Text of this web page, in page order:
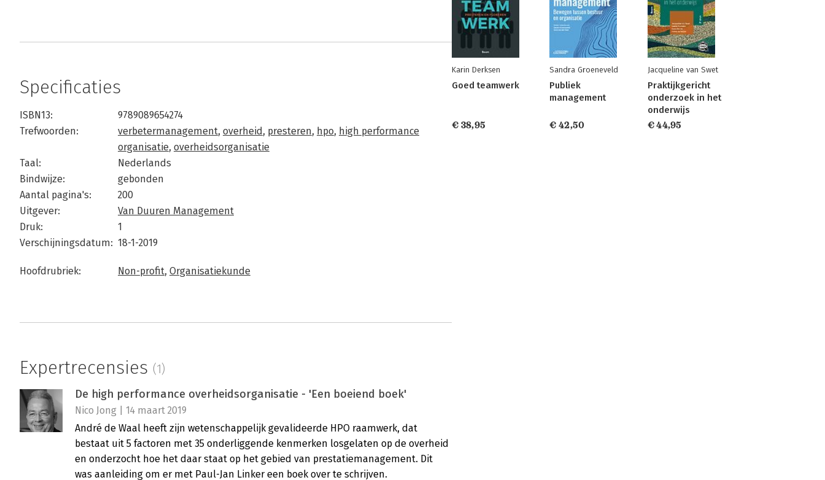
Specificaties
ISBN13:
9789089654274
Trefwoorden:
verbetermanagement, overheid, presteren, hpo, high performance
organisatie, overheidsorganisatie
Taal:
Nederlands
Bindwijze:
gebonden
Aantal pagina's:
200
Uitgever:
Van Duuren Management
Druk:
1
Verschijningsdatum: 18-1-2019
Hoofdrubriek: Non-profit, Organisatiekunde
Expertrecensies (1)
De high performance overheidsorganisatie - 'Een boeiend boek'
Nico Jong | 14 maart 2019
André de Waal heeft zijn wetenschappelijk gevalideerde HPO raamwerk, dat
bestaat uit 5 factoren met 35 onderliggende kenmerken losgelaten op de overheid
en onderzocht hoe het daar staat op het gebied van prestatiemanagement. Dit
was aanleiding om er met Paul-Jan Linker een boek over te schrijven.
Karin Derksen
Goed teamwerk
€ 38,95
Sandra Groeneveld
Publiek
management
€ 42,50
Jacqueline van Swet
Praktijkgericht
onderzoek in het
onderwijs
€ 44,95